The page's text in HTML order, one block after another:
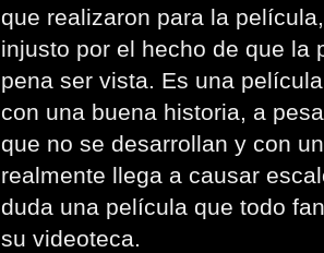
que realizaron para la
injusto por el hecho de que la
pena ser vista. Es una
con una buena historia, a
que no se desarrollan y con
realmente llega a causar
duda una película que todo
su videoteca.